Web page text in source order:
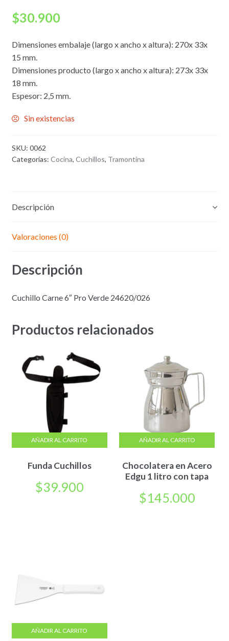
$30.900
Dimensiones embalaje (largo x ancho x altura): 270x 33x
15 mm.
Dimensiones producto (largo x ancho x altura): 273x 33x
18 mm.
Espesor: 2,5 mm.
Sin existencias
SKU: 0062
Categorías: Cocina, Cuchillos, Tramontina
Descripción
Valoraciones (0)
Descripción
Cuchillo Carne 6″ Pro Verde 24620/026
Productos relacionados
Funda Cuchillos
$39.900
AÑADIR AL CARRITO
Chocolatera en Acero
Edgu 1 litro con tapa
$145.000
AÑADIR AL CARRITO
AÑADIR AL CARRITO